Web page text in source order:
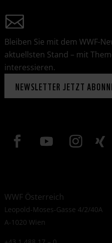
Bleiben Sie mit dem WWF-
aktuellsten Stand – mit
interessieren.
NEWSLETTER JETZT
WWF Österreich
Leopold-Moses-Gasse 4/2/40A
A-1020 Wien